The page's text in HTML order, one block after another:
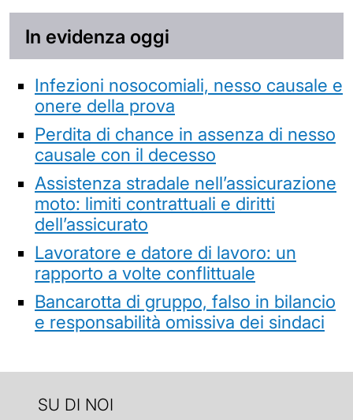
In evidenza oggi
Infezioni nosocomiali, nesso causale e
onere della prova
Perdita di chance in assenza di nesso
causale con il decesso
Assistenza stradale nell’assicurazione
moto: limiti contrattuali e diritti
dell’assicurato
Lavoratore e datore di lavoro: un
rapporto a volte conflittuale
Bancarotta di gruppo, falso in bilancio
e responsabilità omissiva dei sindaci
SU DI NOI